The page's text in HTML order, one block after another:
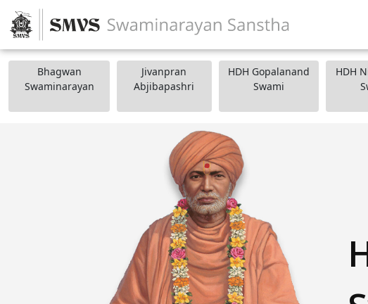
Bhagwan
Swaminarayan
Jivanpran
Abjibapashri
HDH Gopalanand
Swami
HDH